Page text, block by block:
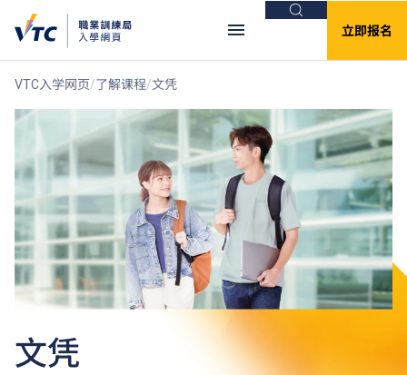
搜索
立即报名
VTC入学网页 了解课程 文凭
文凭